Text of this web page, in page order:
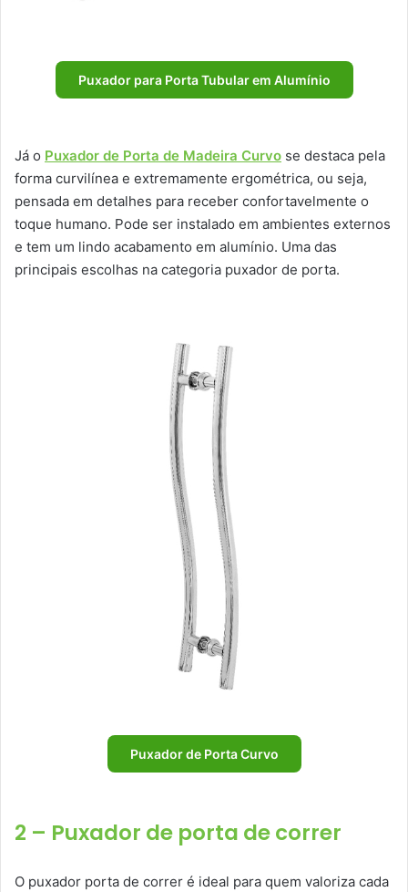
Puxador para Porta Tubular em Alumínio
Já o Puxador de Porta de Madeira Curvo se destaca pela
forma curvilínea e extremamente ergométrica, ou seja,
pensada em detalhes para receber confortavelmente o
toque humano. Pode ser instalado em ambientes externos
e tem um lindo acabamento em alumínio. Uma das
principais escolhas na categoria puxador de porta.
Puxador de Porta Curvo
2 – Puxador de porta de correr
O puxador porta de correr é ideal para quem valoriza cada